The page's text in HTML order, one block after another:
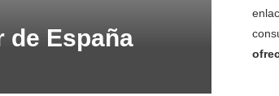
de España